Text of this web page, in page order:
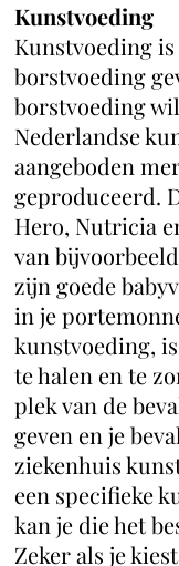
Kunstvoeding
Kunstvoeding
borstvoeding
borstvoeding
Nederlandse
aangeboden
geproduceerd.
Hero, Nutricia
van
zijn goede
in je
kunstvoeding,
te halen en te
plek van de
geven en je
ziekenhuis
een specifieke
kan je die het
Zeker als je